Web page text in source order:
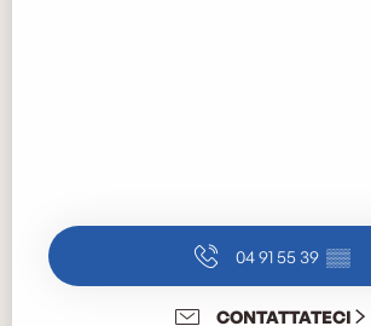
04 91 55 39 ▒▒
CONTATTATECI